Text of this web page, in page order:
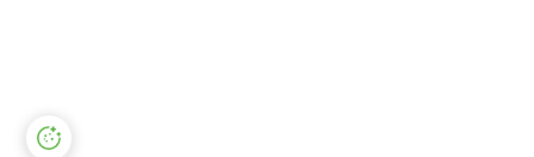
Настройки файлов cookie